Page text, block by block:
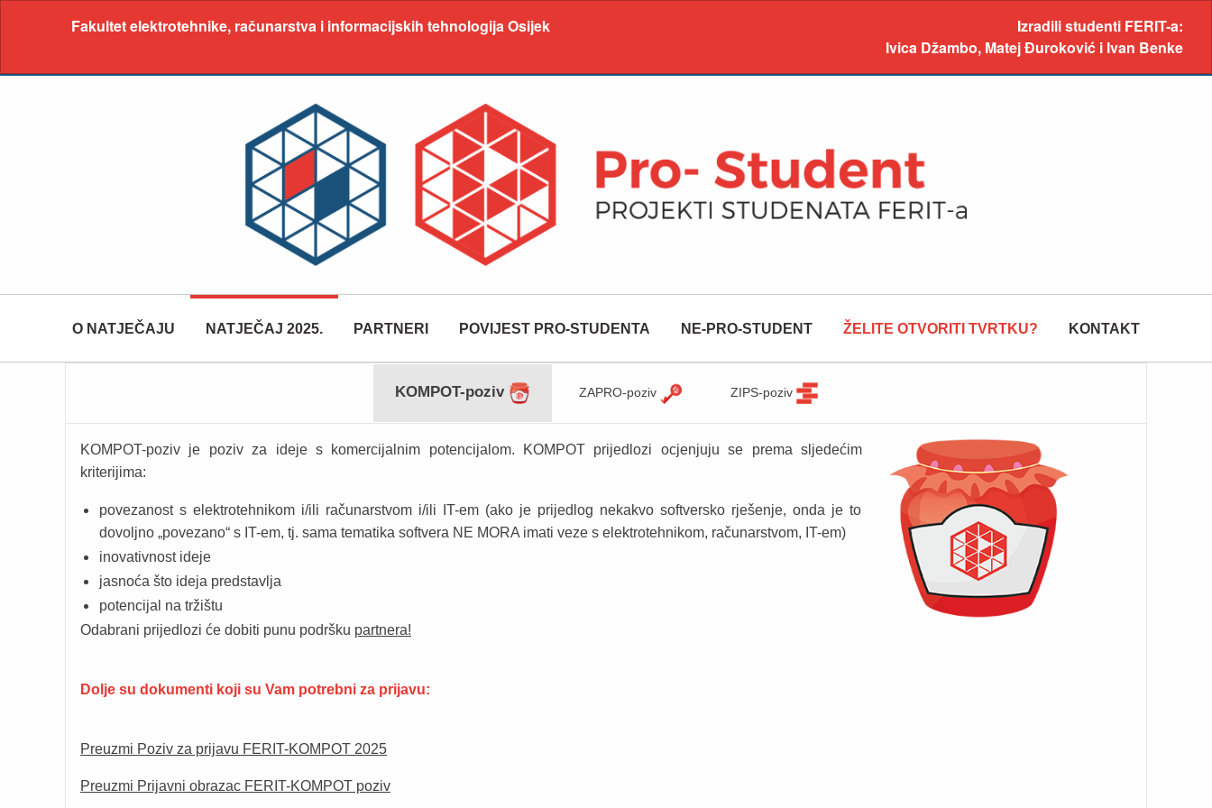
Fakultet elektrotehnike, računarstva i informacijskih tehnologija Osijek
Izradili studenti FERIT-a:
Ivica Džambo, Matej Đuroković i Ivan Benke
O NATJEČAJU NATJEČAJ 2025. PARTNERI POVIJEST PRO-STUDENTA NE-PRO-STUDENT ŽELITE OTVORITI TVRTKU? KONTAKT
KOMPOT-poziv ZAPRO-poziv ZIPS-poziv
KOMPOT-poziv je poziv za ideje s komercijalnim potencijalom. KOMPOT prijedlozi ocjenjuju se prema sljedećim
kriterijima:
povezanost s elektrotehnikom i/ili računarstvom i/ili IT-em (ako je prijedlog nekakvo softversko rješenje, onda je to
dovoljno „povezano“ s IT-em, tj. sama tematika softvera NE MORA imati veze s elektrotehnikom, računarstvom, IT-em)
inovativnost ideje
jasnoća što ideja predstavlja
potencijal na tržištu
Odabrani prijedlozi će dobiti punu podršku partnera!
Dolje su dokumenti koji su Vam potrebni za prijavu:
Preuzmi Poziv za prijavu FERIT-KOMPOT 2025
Preuzmi Prijavni obrazac FERIT-KOMPOT poziv